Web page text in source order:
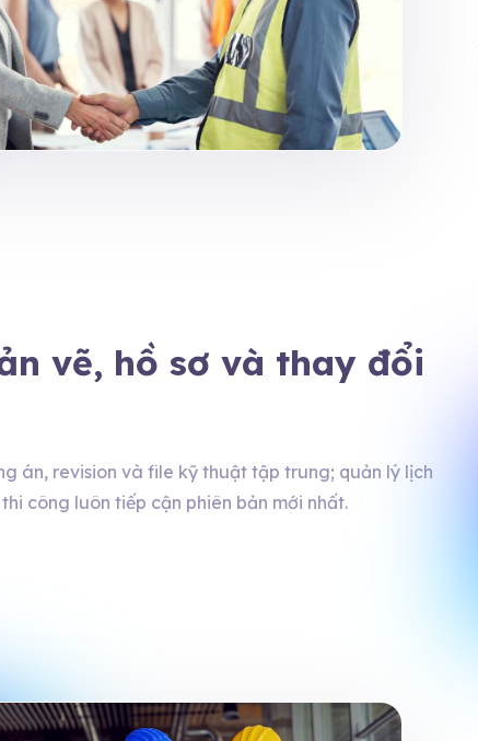
vẽ, hồ sơ và thay đổi
án, revision và file kỹ thuật tập trung; quản lý lịch
công luôn tiếp cận phiên bản mới nhất.